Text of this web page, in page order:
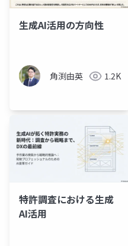
生成AI活用の方向性
角渕由英 1.2K
特許調査における生成
AI活用